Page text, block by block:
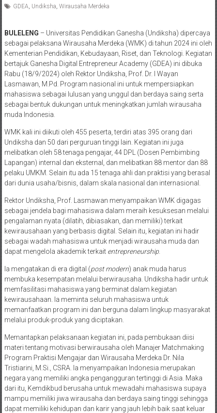
GDEA Undiksha Wirausaha Merdeka
BULELENG – Universitas Pendidikan Ganesha (Undiksha) dipercaya
sebagai pelaksana Wirausaha Merdeka (WMK) di tahun 2024 ini oleh
Kementerian Pendidikan, Kebudayaan, Riset, dan Teknologi. Kegiatan
bertajuk Ganesha Digital Entrepreneur Academy (GDEA) ini dibuka
Rabu (18/9/2024) oleh Rektor Undiksha, Prof. Dr. I Wayan
Lasmawan, M.Pd. Program nasional ini untuk mempersiapkan
mahasiswa sebagai lulusan yang unggul dan berdaya saing serta
sebagai bentuk dukungan untuk meningkatkan jumlah wirausaha
muda Indonesia.
WMK kali ini diikuti oleh 455 peserta, terdiri atas 395 orang dari
Undiksha dan 50 dari perguruan tinggi lain. Kegiatan ini juga
melibatkan oleh 58 tenaga pengajar, 44 DPL (Dosen Pembimbing
Lapangan) internal dan eksternal, dan melibatkan 88 mentor dan 88
pelaku UMKM. Selain itu ada 15 tenaga ahli dan praktisi yang berasal
dari dunia usaha/bisnis, dalam skala nasional dan internasional.
Rektor Undiksha, Prof. Lasmawan menyampaikan WMK digagas
sebagai jendela bagi mahasiswa dalam meraih kesuksesan melalui
pengalaman nyata (dilatih, dibiasakan, dan memiliki) terkait
kewirausahaan yang berbasis digital. Selain itu, kegiatan ini hadir
sebagai wadah mahasiswa untuk menjadi wirausaha muda dan
dapat mengelola akademik terkait entrepreneurship.
Ia mengatakan di era digital (post modern) anak muda harus
membuka kesempatan melalui berwirausaha. Undiksha hadir untuk
memfasilitasi mahasiswa yang berminat dalam kegiatan
kewirausahaan. Ia meminta seluruh mahasiswa untuk
memanfaatkan program ini dan berguna dalam lingkup masyarakat
melalui produk-produk yang diciptakan.
Memantapkan pelaksanaan kegiatan ini, pada pembukaan diisi
materi tentang motivasi berwirausaha oleh Manajer Matchmaking
Program Praktisi Mengajar dan Wirausaha Merdeka Dr. Nila
Tristiarini, M.Si., CSRA. Ia menyampaikan Indonesia merupakan
negara yang memiliki angka pengangguran tertinggi di Asia. Maka
dari itu, Kemdikbud berusaha untuk mewadahi mahasiswa supaya
mampu memiliki jiwa wirausaha dan berdaya saing tinggi sehingga
dapat memiliki kehidupan dan karir yang jauh lebih baik saat keluar